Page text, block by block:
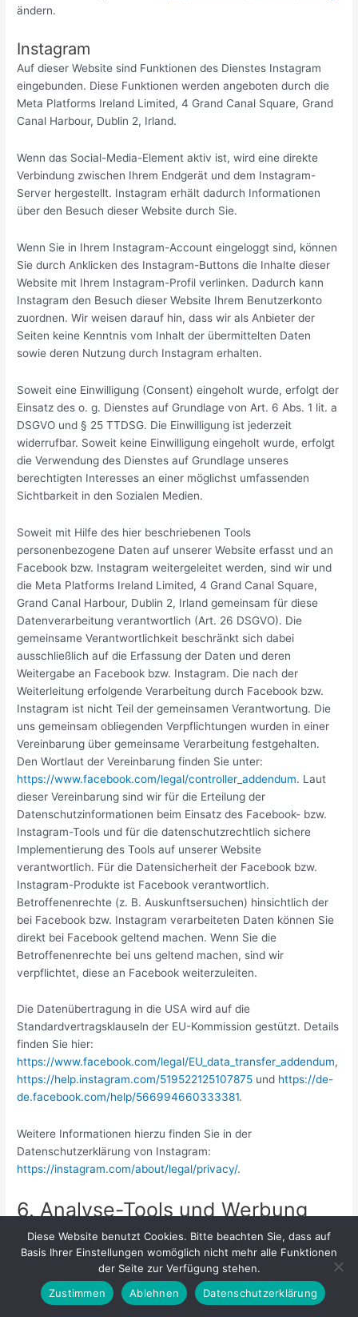
ändern.
Instagram
Auf dieser Website sind Funktionen des Dienstes Instagram
eingebunden. Diese Funktionen werden angeboten durch die
Meta Platforms Ireland Limited, 4 Grand Canal Square, Grand
Canal Harbour, Dublin 2, Irland.
Wenn das Social-Media-Element aktiv ist, wird eine direkte
Verbindung zwischen Ihrem Endgerät und dem Instagram-
Server hergestellt. Instagram erhält dadurch Informationen
über den Besuch dieser Website durch Sie.
Wenn Sie in Ihrem Instagram-Account eingeloggt sind, können
Sie durch Anklicken des Instagram-Buttons die Inhalte dieser
Website mit Ihrem Instagram-Profil verlinken. Dadurch kann
Instagram den Besuch dieser Website Ihrem Benutzerkonto
zuordnen. Wir weisen darauf hin, dass wir als Anbieter der
Seiten keine Kenntnis vom Inhalt der übermittelten Daten
sowie deren Nutzung durch Instagram erhalten.
Soweit eine Einwilligung (Consent) eingeholt wurde, erfolgt der
Einsatz des o. g. Dienstes auf Grundlage von Art. 6 Abs. 1 lit. a
DSGVO und § 25 TTDSG. Die Einwilligung ist jederzeit
widerrufbar. Soweit keine Einwilligung eingeholt wurde, erfolgt
die Verwendung des Dienstes auf Grundlage unseres
berechtigten Interesses an einer möglichst umfassenden
Sichtbarkeit in den Sozialen Medien.
Soweit mit Hilfe des hier beschriebenen Tools
personenbezogene Daten auf unserer Website erfasst und an
Facebook bzw. Instagram weitergeleitet werden, sind wir und
die Meta Platforms Ireland Limited, 4 Grand Canal Square,
Grand Canal Harbour, Dublin 2, Irland gemeinsam für diese
Datenverarbeitung verantwortlich (Art. 26 DSGVO). Die
gemeinsame Verantwortlichkeit beschränkt sich dabei
ausschließlich auf die Erfassung der Daten und deren
Weitergabe an Facebook bzw. Instagram. Die nach der
Weiterleitung erfolgende Verarbeitung durch Facebook bzw.
Instagram ist nicht Teil der gemeinsamen Verantwortung. Die
uns gemeinsam obliegenden Verpflichtungen wurden in einer
Vereinbarung über gemeinsame Verarbeitung festgehalten.
Den Wortlaut der Vereinbarung finden Sie unter:
https://www.facebook.com/legal/controller_addendum. Laut
dieser Vereinbarung sind wir für die Erteilung der
Datenschutzinformationen beim Einsatz des Facebook- bzw.
Instagram-Tools und für die datenschutzrechtlich sichere
Implementierung des Tools auf unserer Website
verantwortlich. Für die Datensicherheit der Facebook bzw.
Instagram-Produkte ist Facebook verantwortlich.
Betroffenenrechte (z. B. Auskunftsersuchen) hinsichtlich der
bei Facebook bzw. Instagram verarbeiteten Daten können Sie
direkt bei Facebook geltend machen. Wenn Sie die
Betroffenenrechte bei uns geltend machen, sind wir
verpflichtet, diese an Facebook weiterzuleiten.
Die Datenübertragung in die USA wird auf die
Standardvertragsklauseln der EU-Kommission gestützt. Details
finden Sie hier:
https://www.facebook.com/legal/EU_data_transfer_addendum,
https://help.instagram.com/519522125107875 und https://de-
de.facebook.com/help/566994660333381.
Weitere Informationen hierzu finden Sie in der
Datenschutzerklärung von Instagram:
https://instagram.com/about/legal/privacy/.
6. Analyse-Tools und Werbung
Matomo
Diese Website benutzt den Open Source Webanalysedienst
Mit Hilfe von Matomo sind wir in der Lage Daten über die
Diese Website benutzt Cookies. Bitte beachten Sie, dass auf
Basis Ihrer Einstellungen womöglich nicht mehr alle Funktionen
der Seite zur Verfügung stehen.
Zustimmen
Ablehnen Datenschutzerklärung